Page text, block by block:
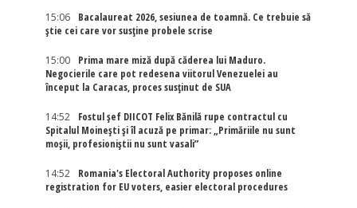
15:06
Bacalaureat 2026, sesiunea de toamnă. Ce trebuie să
știe cei care vor susține probele scrise
15:00
Prima mare miză după căderea lui Maduro.
Negocierile care pot redesena viitorul Venezuelei au
început la Caracas, proces susținut de SUA
14:52
Fostul șef DIICOT Felix Bănilă rupe contractul cu
Spitalul Moinești și îl acuză pe primar: „Primăriile nu sunt
moșii, profesioniștii nu sunt vasali”
14:52
Romania's Electoral Authority proposes online
registration for EU voters, easier electoral procedures